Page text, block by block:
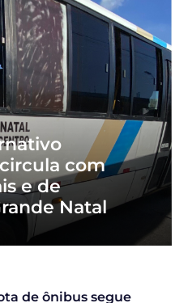
com
e de
Natal
de ônibus segue